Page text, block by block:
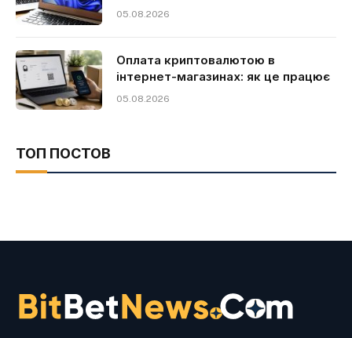
05.08.2026
Оплата криптовалютою в
інтернет-магазинах: як це працює
05.08.2026
ТОП ПОСТОВ